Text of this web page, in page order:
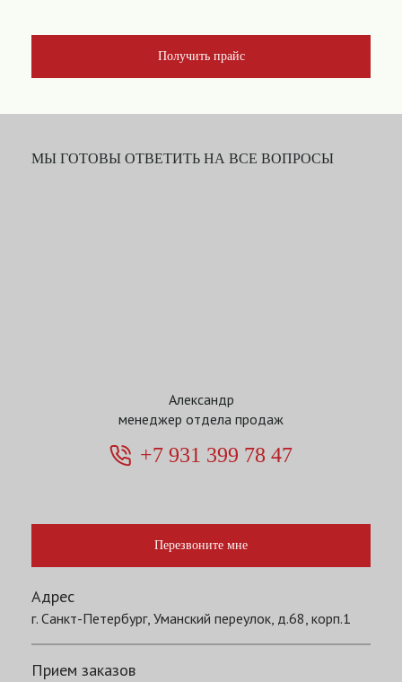
Получить прайс
МЫ ГОТОВЫ ОТВЕТИТЬ НА ВСЕ ВОПРОСЫ
Александр
менеджер отдела продаж
+7 931 399 78 47
Перезвоните мне
Адрес
г. Санкт-Петербург, Уманский переулок, д.68, корп.1
Прием заказов